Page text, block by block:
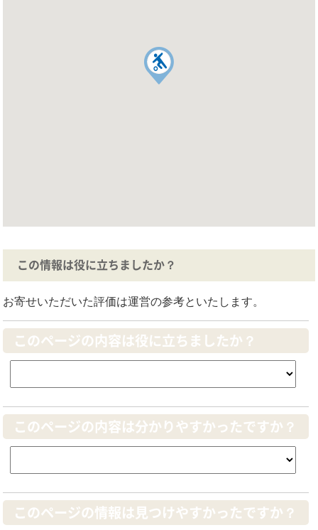
この情報は役に立ちましたか？
お寄せいただいた評価は運営の参考といたします。
このページの内容は役に立ちましたか？
このページの内容は分かりやすかったですか？
このページの情報は見つけやすかったですか？